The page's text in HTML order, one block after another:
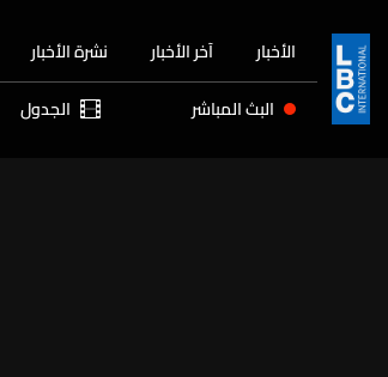
الأخبار آخر الأخبار نشرة الأخبار
البث المباشر الجدول